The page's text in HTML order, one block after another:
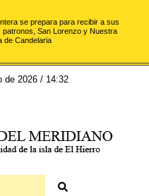
se prepara para recibir a sus
patronos, San Lorenzo y Nuestra
de Candelaria
de 2026 / 14:32